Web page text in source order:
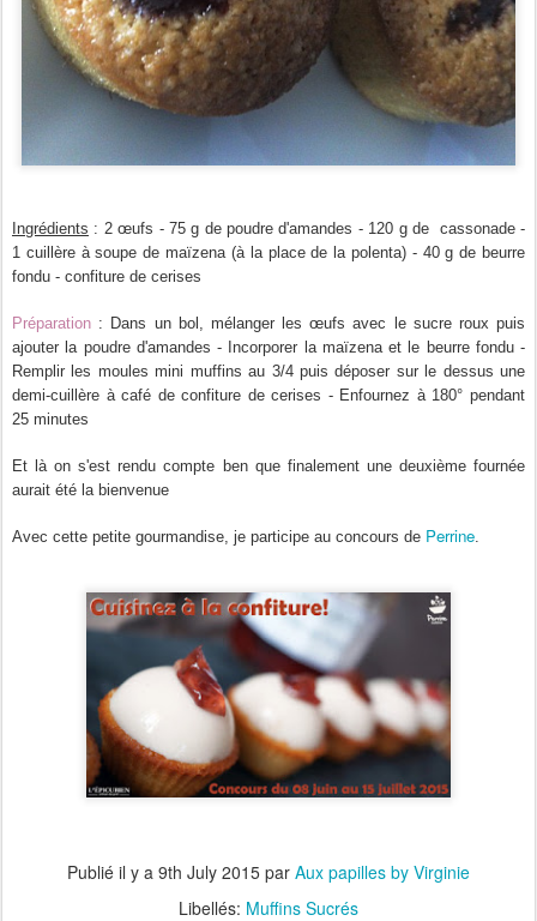
Ingrédients : 2 œufs - 75 g de poudre d'amandes - 120 g de cassonade -
1 cuillère à soupe de maïzena (à la place de la polenta) - 40 g de beurre
fondu - confiture de cerises
Préparation : Dans un bol, mélanger lesœufs avec le sucre roux puis
ajouter la poudre d'amandes - Incorporer la maïzena et le beurre fondu -
Remplir les moules mini muffins au 3/4 puis déposer sur le dessus une
demi-cuillère à café de confiture de cerises - Enfournez à 180° pendant
25 minutes
Et là on s'est rendu compte ben que finalement une deuxième fournée
aurait été la bienvenue
Avec cette petite gourmandise, je participe au concours de Perrine.
Publié il y a 9th July 2015 par Aux papilles by Virginie
Libellés: Muffins Sucrés